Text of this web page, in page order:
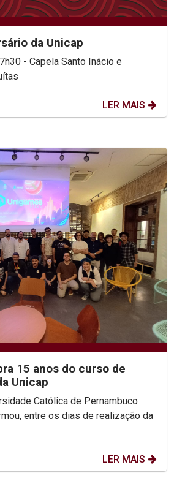
da Unicap
- Capela Santo Inácio e
LER MAIS
15 anos do curso de
Unicap
Católica de Pernambuco
entre os dias de realização da
LER MAIS